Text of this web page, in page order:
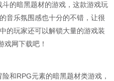
的暗黑题材的游戏，这款游戏玩
音乐氛围感也十分的不错，让很
的玩家还可以解锁大量的游戏装
戏网下载吧！
和RPG元素的暗黑题材类游戏，